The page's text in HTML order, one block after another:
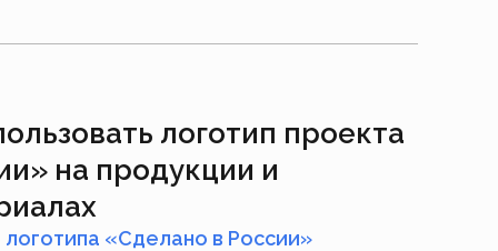
логотип проекта
на продукции и
«Сделано в России»